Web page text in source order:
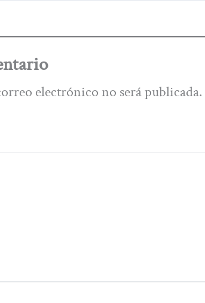
electrónico no será publicada.